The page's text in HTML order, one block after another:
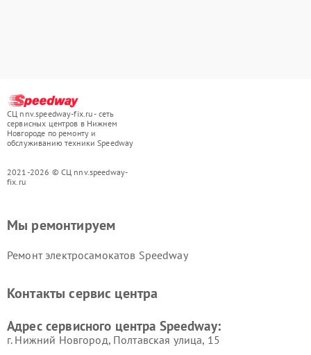
СЦ nnv.speedway-fix.ru - сеть
сервисных центров в Нижнем
Новгороде по ремонту и
обслуживанию техники Speedway
2021-2026 © СЦ nnv.speedway-
fix.ru
Мы ремонтируем
Ремонт электросамокатов Speedway
Контакты сервис центра
Адрес сервисного центра Speedway:
г. Нижний Новгород, Полтавская улица, 15